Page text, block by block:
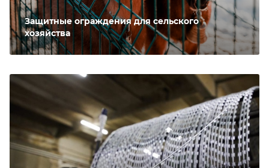
Защитные ограждения для сельского
хозяйства